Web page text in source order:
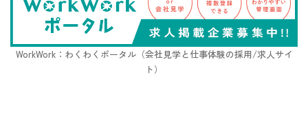
WorkWork：わくわくポータル（会社見学と仕事体験の採用/求人サイ
ト）